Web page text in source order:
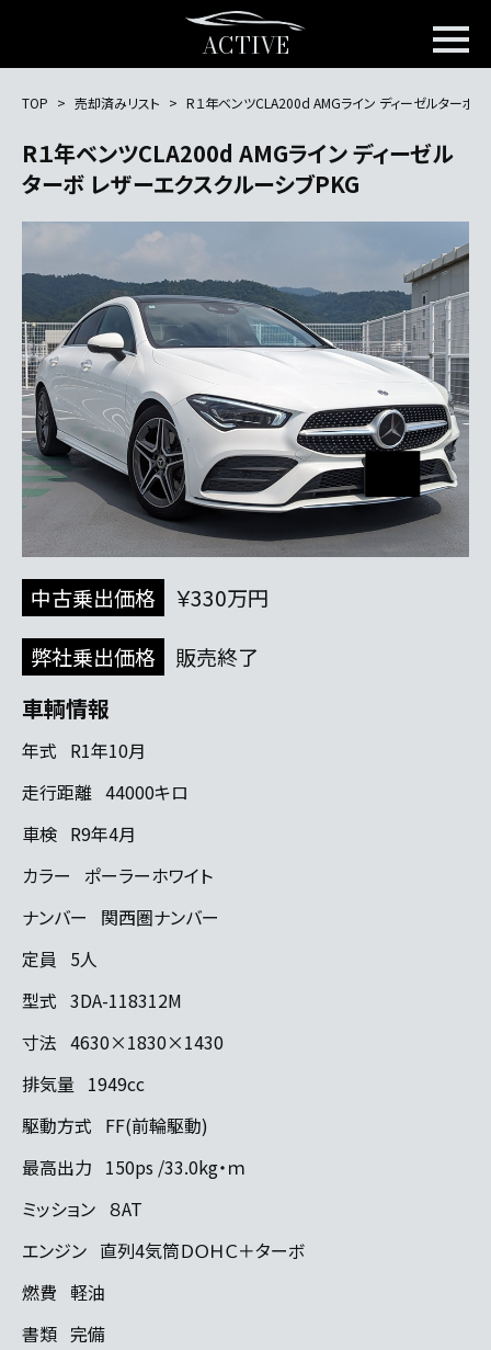
ACTIVE
TOP 売却済みリスト R１年ベンツCLA200d AMGライン ディーゼルターボ
R１年ベンツCLA200d AMGライン ディーゼル
ターボ レザーエクスクルーシブPKG
中古乗出価格
￥330万円
弊社乗出価格
販売終了
車輌情報
年式 R1年10月
走行距離 44000キロ
車検 R9年4月
カラー
ポーラーホワイト
ナンバー
関西圏ナンバー
定員
5人
型式 3DA-118312M
寸法 4630×1830×1430
排気量 1949cc
駆動方式 FF(前輪駆動)
最高出力 150ps /33.0kg・ｍ
ミッション ８AT
エンジン 直列4気筒ＤＯＨＣ＋ターボ
燃費 軽油
書類 完備